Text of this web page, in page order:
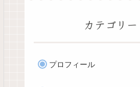
カテゴリー
プロフィール